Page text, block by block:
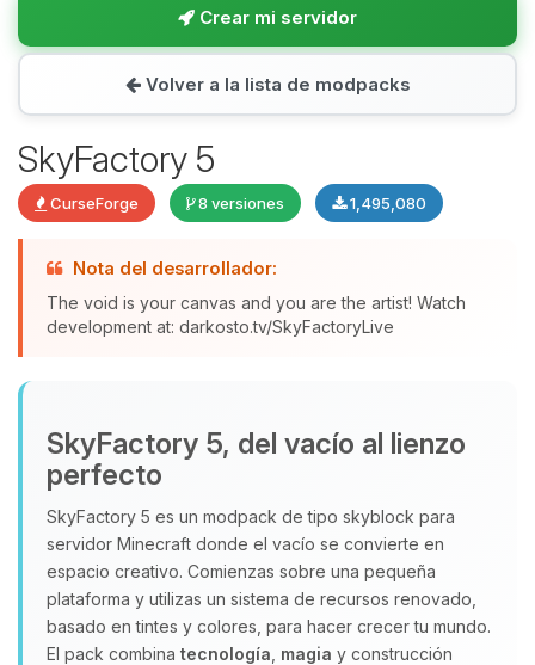
Crear mi servidor
Volver a la lista de modpacks
SkyFactory 5
CurseForge 8 versiones 1,495,080
Nota del desarrollador:
The void is your canvas and you are the artist! Watch
development at: darkosto.tv/SkyFactoryLive
SkyFactory 5, del vacío al lienzo
perfecto
SkyFactory 5 es un modpack de tipo skyblock para
servidor Minecraft donde el vacío se convierte en
espacio creativo. Comienzas sobre una pequeña
plataforma y utilizas un sistema de recursos renovado,
basado en tintes y colores, para hacer crecer tu mundo.
El pack combina tecnología magia y construcción
que necesitas y moveré mis
pequenos circuitos para ayudarte.